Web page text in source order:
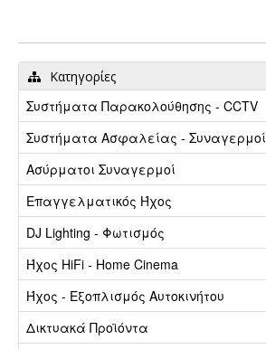
Κατηγορίες
Συστήματα Παρακολούθησης - CCTV
Συστήματα Ασφαλείας - Συναγερμοί
Ασύρματοι Συναγερμοί
Επαγγελματικός Ήχος
DJ Lighting - Φωτισμός
Ήχος HiFi - Home Cinema
Ήχος - Εξοπλισμός Αυτοκινήτου
Δικτυακά Προϊόντα